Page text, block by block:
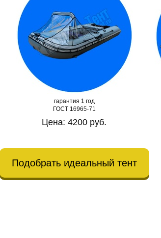
гарантия 1 год
ГОСТ 16965-71
Цена: 4200 руб.
Подобрать идеальный тент